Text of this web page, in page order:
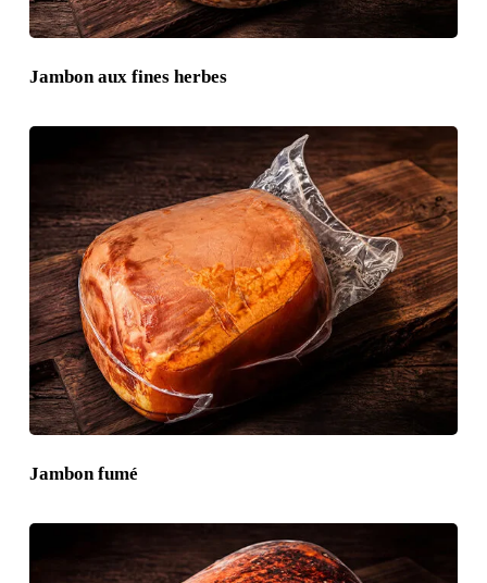
Jambon aux fines herbes
Jambon fumé